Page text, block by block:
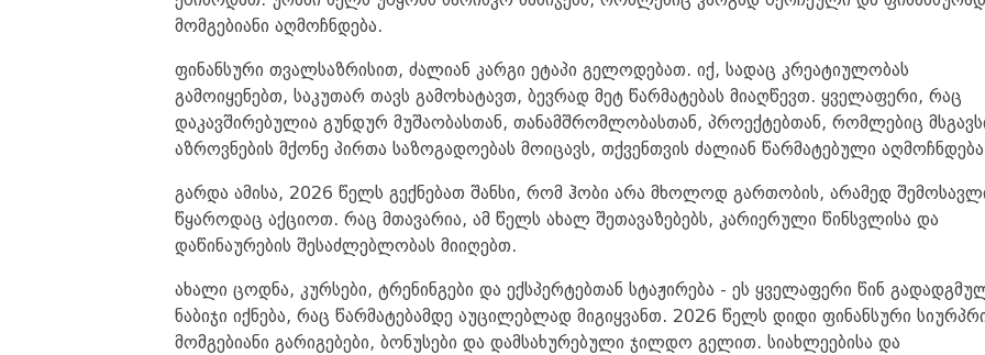
მომგებიანი აღმოჩნდება.
ფინანსური თვალსაზრისით, ძალიან კარგი ეტაპი გელოდებათ. იქ, სადაც კრეატიულობას
გამოიყენებთ, საკუთარ თავს გამოხატავთ, ბევრად მეტ წარმატებას მიაღწევთ. ყველაფერი, რაც
დაკავშირებულია გუნდურ მუშაობასთან, თანამშრომლობასთან, პროექტებთან, რომლებიც
აზროვნების მქონე პირთა საზოგადოებას მოიცავს, თქვენთვის ძალიან წარმატებული
გარდა ამისა, 2026 წელს გექნებათ შანსი, რომ ჰობი არა მხოლოდ გართობის, არამედ
წყაროდაც აქციოთ. რაც მთავარია, ამ წელს ახალ შეთავაზებებს, კარიერული წინსვლისა და
დაწინაურების შესაძლებლობას მიიღებთ.
ახალი ცოდნა, კურსები, ტრენინგები და ექსპერტებთან სტაჟირება - ეს ყველაფერი წინ
ნაბიჯი იქნება, რაც წარმატებამდე აუცილებლად მიგიყვანთ. 2026 წელს დიდი ფინანსური
მომგებიანი გარიგებები, ბონუსები და დამსახურებული ჯილდო გელით. სიახლეებისა და